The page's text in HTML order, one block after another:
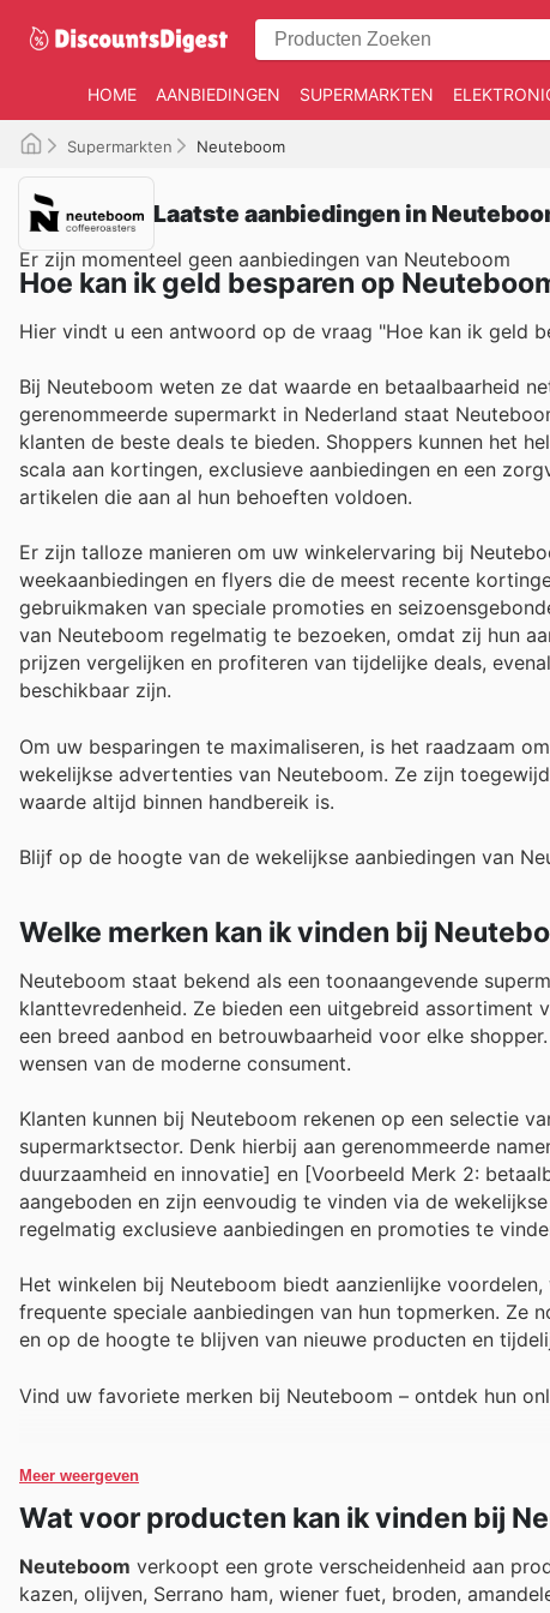
HOME AANBIEDINGEN SUPERMARKTEN
Supermarkten Neuteboom
Laatste aanbiedingen in
Er zijn momenteel geen aanbiedingen van Neuteboom
Hoe kan ik geld besparen op
Hier vindt u een antwoord op de vraag "Hoe kan ik geld
Bij Neuteboom weten ze dat waarde en betaalbaarheid
gerenommeerde supermarkt in Nederland staat
klanten de beste deals te bieden. Shoppers kunnen het
scala aan kortingen, exclusieve aanbiedingen en een
artikelen die aan al hun behoeften voldoen.
Er zijn talloze manieren om uw winkelervaring bij
weekaanbiedingen en flyers die de meest recente
gebruikmaken van speciale promoties en
van Neuteboom regelmatig te bezoeken, omdat zij hun
prijzen vergelijken en profiteren van tijdelijke deals,
beschikbaar zijn.
Om uw besparingen te maximaliseren, is het raadzaam
wekelijkse advertenties van Neuteboom. Ze zijn
waarde altijd binnen handbereik is.
Blijf op de hoogte van de wekelijkse aanbiedingen van
Welke merken kan ik vinden bij
Neuteboom staat bekend als een toonaangevende
klanttevredenheid. Ze bieden een uitgebreid
een breed aanbod en betrouwbaarheid voor elke
wensen van de moderne consument.
Klanten kunnen bij Neuteboom rekenen op een selectie
supermarktsector. Denk hierbij aan gerenommeerde
duurzaamheid en innovatie] en [Voorbeeld Merk 2:
aangeboden en zijn eenvoudig te vinden via de
regelmatig exclusieve aanbiedingen en promoties te
Het winkelen bij Neuteboom biedt aanzienlijke
frequente speciale aanbiedingen van hun topmerken. Ze
en op de hoogte te blijven van nieuwe producten en
Vind uw favoriete merken bij Neuteboom – ontdek hun
Meer weergeven
Wat voor producten kan ik vinden bij
Neuteboom verkoopt een grote verscheidenheid aan
kazen, olijven, Serrano ham, wiener fuet, broden,